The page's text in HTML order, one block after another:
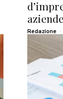
aziende
Redazione -